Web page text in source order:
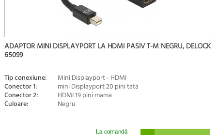
ADAPTOR MINI DISPLAYPORT LA HDMI PASIV T-M NEGRU, DELOCK
65099
Tip conexiune: Mini Displayport - HDMI
Conector 1: mini Displayport 20 pini tata
Conector 2: HDMI 19 pini mama
Culoare: Negru
La comandă